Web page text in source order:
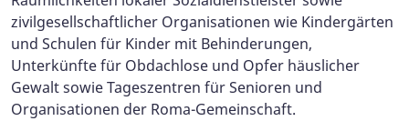
zivilgesellschaftlicher Organisationen wie Kindergärten
und Schulen für Kinder mit Behinderungen,
Unterkünfte für Obdachlose und Opfer häuslicher
Gewalt sowie Tageszentren für Senioren und
Organisationen der Roma-Gemeinschaft.